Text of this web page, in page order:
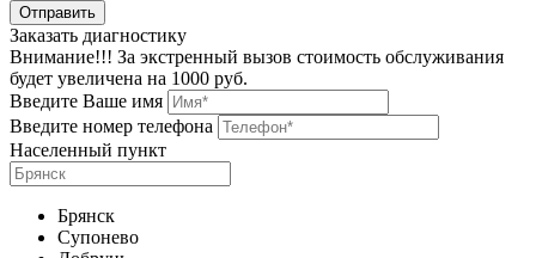
Заказать диагностику
Внимание!!! За экстренный вызов стоимость обслуживания
будет увеличена на 1000 руб.
Введите Ваше имя
Введите номер телефона
Населенный пункт
Брянск
Супонево